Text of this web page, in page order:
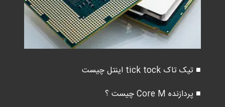
■ تیک تاک tick tock اینتل چیست
■ پردازنده Core M چیست ؟